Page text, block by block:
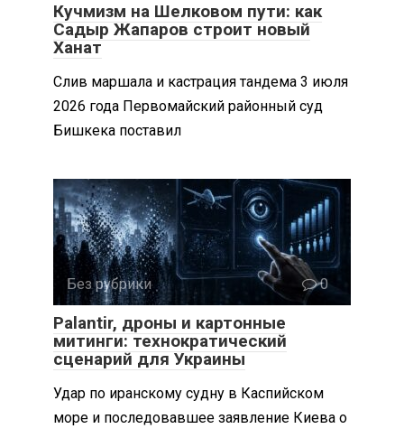
Кучмизм на Шелковом пути: как
Садыр Жапаров строит новый
Ханат
Слив маршала и кастрация тандема 3 июля
2026 года Первомайский районный суд
Бишкека поставил
Без рубрики 0
Palantir, дроны и картонные
митинги: технократический
сценарий для Украины
Удар по иранскому судну в Каспийском
море и последовавшее заявление Киева о